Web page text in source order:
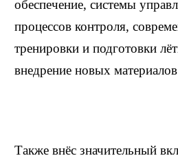
обеспечение, системы
процессов контроля,
тренировки и подготовки
внедрение новых
Также внёс значительный